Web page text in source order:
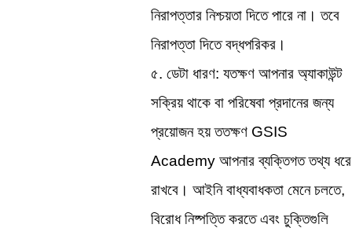
নিরাপত্তার নিশ্চয়তা দিতে পারে না। তবে
নিরাপত্তা দিতে বদ্ধপরিকর।
৫. ডেটা ধারণ: যতক্ষণ আপনার অ্যাকাউন্ট
সক্রিয় থাকে বা পরিষেবা প্রদানের জন্য
প্রয়োজন হয় ততক্ষণ GSIS
Academy আপনার ব্যক্তিগত তথ্য ধরে
রাখবে। আইনি বাধ্যবাধকতা মেনে চলতে,
বিরোধ নিষ্পত্তি করতে এবং চুক্তিগুলি